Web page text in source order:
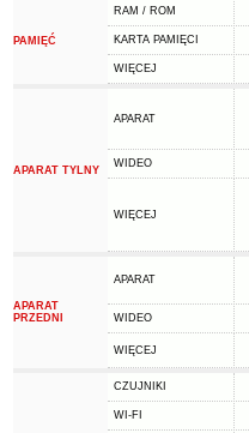
PAMIĘĆ
RAM / ROM
KARTA PAMIĘCI
WIĘCEJ
APARAT TYLNY
APARAT
WIDEO
WIĘCEJ
APARAT
PRZEDNI
APARAT
WIDEO
WIĘCEJ
CZUJNIKI
WI-FI